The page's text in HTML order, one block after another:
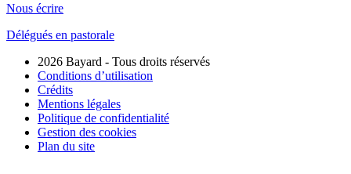
Nous écrire
Délégués en pastorale
2026 Bayard - Tous droits réservés
Conditions d’utilisation
Crédits
Mentions légales
Politique de confidentialité
Gestion des cookies
Plan du site